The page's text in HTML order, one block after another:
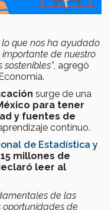
lo que nos ha ayudado
de nuestro
, agregó
surge de una
para tener
y fuentes de
contínuo.
de Estadística y
millones de
leer al
de las
oportunidades de